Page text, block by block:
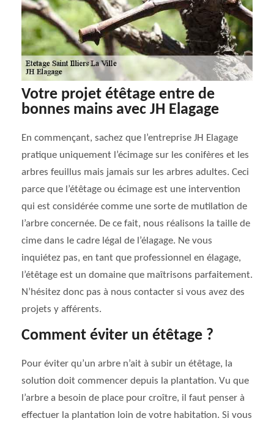
Votre projet étêtage entre de
bonnes mains avec JH Elagage
En commençant, sachez que l’entreprise JH Elagage
pratique uniquement l’écimage sur les conifères et les
arbres feuillus mais jamais sur les arbres adultes. Ceci
parce que l’étêtage ou écimage est une intervention
qui est considérée comme une sorte de mutilation de
l’arbre concernée. De ce fait, nous réalisons la taille de
cime dans le cadre légal de l’élagage. Ne vous
inquiétez pas, en tant que professionnel en élagage,
l’étêtage est un domaine que maîtrisons parfaitement.
N’hésitez donc pas à nous contacter si vous avez des
projets y afférents.
Comment éviter un étêtage ?
Pour éviter qu’un arbre n’ait à subir un étêtage, la
solution doit commencer depuis la plantation. Vu que
l’arbre a besoin de place pour croître, il faut penser à
effectuer la plantation loin de votre habitation. Si vous